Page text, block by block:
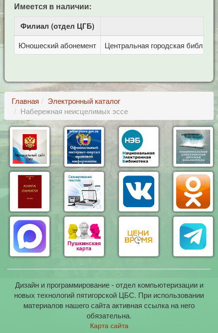
Имеется в наличии:
Филиал (отдел ЦГБ)
Юношеский абонемент Центральная городская
Главная
Электронный каталог
Набережная неисцелимых эссе
Дизайн и программирование - отдел компьютеризации и
новых технологий пятигорской ЦБС. При использовании
материалов нашего сайта активная ссылка на него
обязательна.
Карта сайта